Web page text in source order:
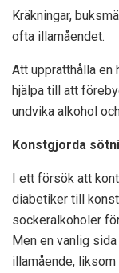
Kräkningar,
ofta illamåendet.
Att upprätthålla en
hjälpa till att
undvika alkohol
Konstgjorda
I ett försök att
diabetiker till
sockeralkoholer
Men en vanlig
illamående,